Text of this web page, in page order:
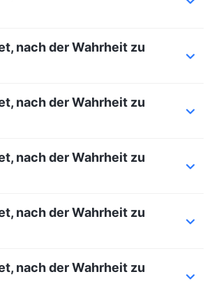
nach der Wahrheit zu
nach der Wahrheit zu
nach der Wahrheit zu
nach der Wahrheit zu
nach der Wahrheit zu